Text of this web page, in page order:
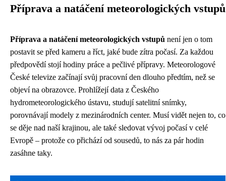
Příprava a natáčení meteorologických vstupů
Příprava a natáčení meteorologických vstupů není jen o tom
postavit se před kameru a říct, jaké bude zítra počasí. Za každou
předpovědí stojí hodiny práce a pečlivé přípravy. Meteorologové
České televize začínají svůj pracovní den dlouho předtím, než se
objeví na obrazovce. Prohlížejí data z Českého
hydrometeorologického ústavu, studují satelitní snímky,
porovnávají modely z mezinárodních center. Musí vidět nejen to, co
se děje nad naší krajinou, ale také sledovat vývoj počasí v celé
Evropě – protože co přichází od sousedů, to nás za pár hodin
zasáhne taky.